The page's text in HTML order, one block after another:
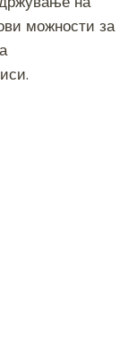
можности за